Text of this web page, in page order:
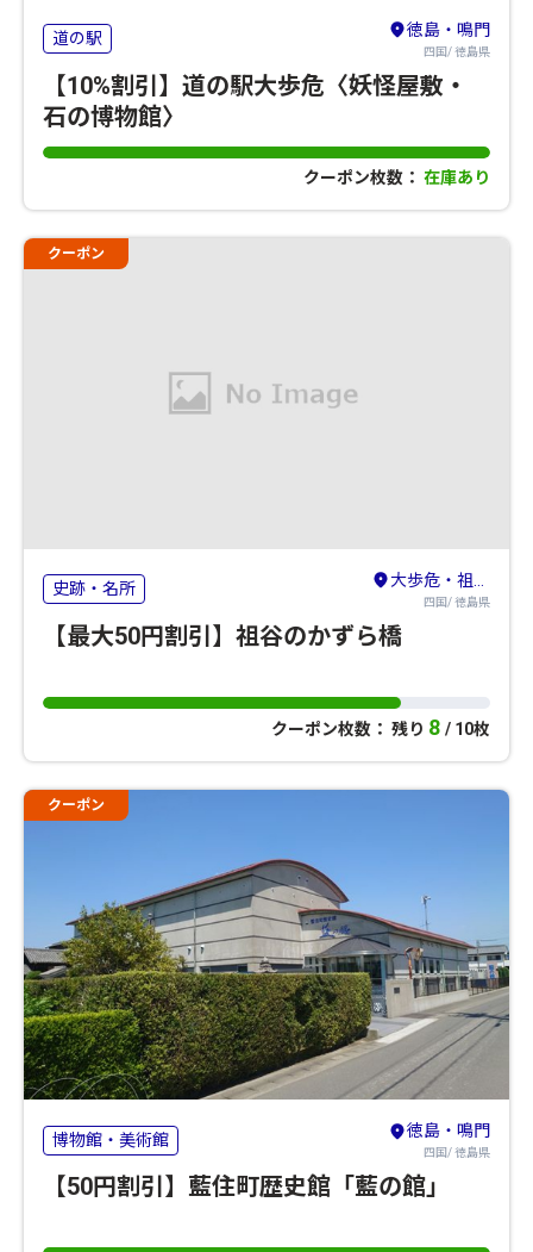
道の駅 徳島・鳴門
四国/ 徳島県
【10%割引】道の駅大歩危〈妖怪屋敷・
石の博物館〉
クーポン枚数： 在庫あり
クーポン
史跡・名所 大歩危・祖谷・剣山・吉野川
四国/ 徳島県
【最大50円割引】祖谷のかずら橋
クーポン枚数： 残り 8 / 10枚
クーポン
博物館・美術館 徳島・鳴門
四国/ 徳島県
【50円割引】藍住町歴史館「藍の館」